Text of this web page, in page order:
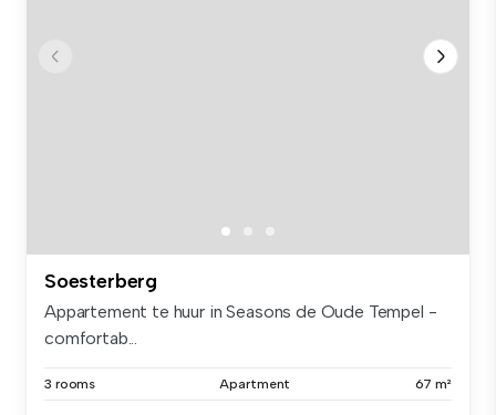
Soesterberg
Appartement te huur in Seasons de Oude Tempel -
comfortab...
3 rooms Apartment 67 m²